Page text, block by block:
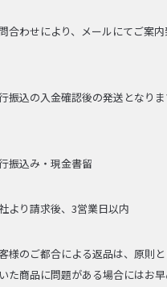
合わせにより、メールにてご案内
振込の入金確認後の発送となりま
振込み・現金書留
より請求後、3営業日以内
様のご都合による返品は、原則と
た商品に問題がある場合にはお早